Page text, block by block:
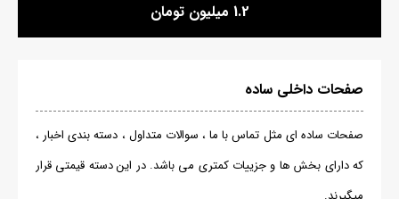
1.2 میلیون تومان
صفحات داخلی ساده
صفحات ساده ای مثل تماس با ما ، سوالات متداول ، دسته بندی اخبار ،
که دارای بخش ها و جزییات کمتری می باشد. در این دسته قیمتی قرار